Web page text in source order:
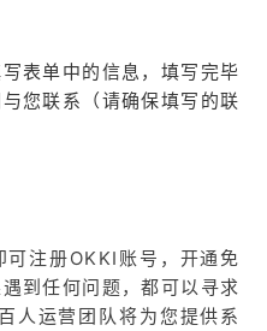
表单中的信息，填写完毕
您联系（请确保填写的联
注册OKKI账号，开通免
到任何问题，都可以寻求
人运营团队将为您提供系